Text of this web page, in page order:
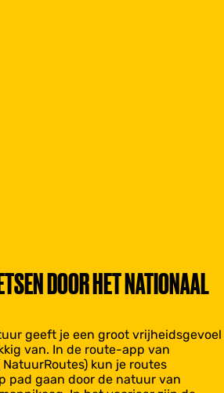
DOOR HET NATIONAAL
geeft je een groot vrijheidsgevoel
van. In de route-app van
kun je routes
pad gaan door de natuur van